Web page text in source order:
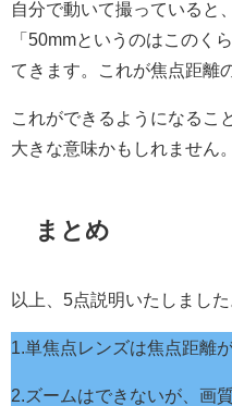
自分で動いて撮っていると
「50mmというのはこのく
てきます。これが焦点距離
これができるようになるこ
大きな意味かもしれません。
まとめ
以上、5点説明いたしました
1.単焦点レンズは焦点距離
2.ズームはできないが、画